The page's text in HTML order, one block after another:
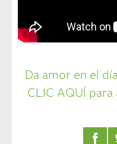
Da amor en el
CLIC AQUÍ